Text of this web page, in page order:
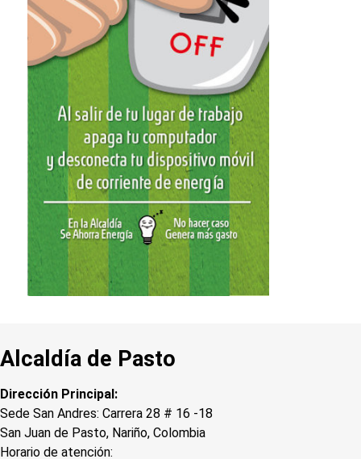
Alcaldía de Pasto
Dirección Principal:
Sede San Andres: Carrera 28 # 16 -18
San Juan de Pasto, Nariño, Colombia
Horario de atención: